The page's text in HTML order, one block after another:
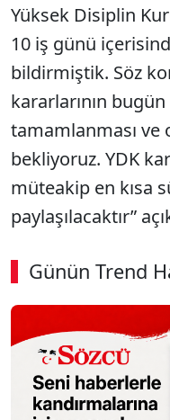
Yüksek Disiplin
10 iş günü
bildirmiştik. Söz
kararlarının
tamamlanması ve
bekliyoruz. YDK
müteakip en kısa
paylaşılacaktır”
Günün Trend